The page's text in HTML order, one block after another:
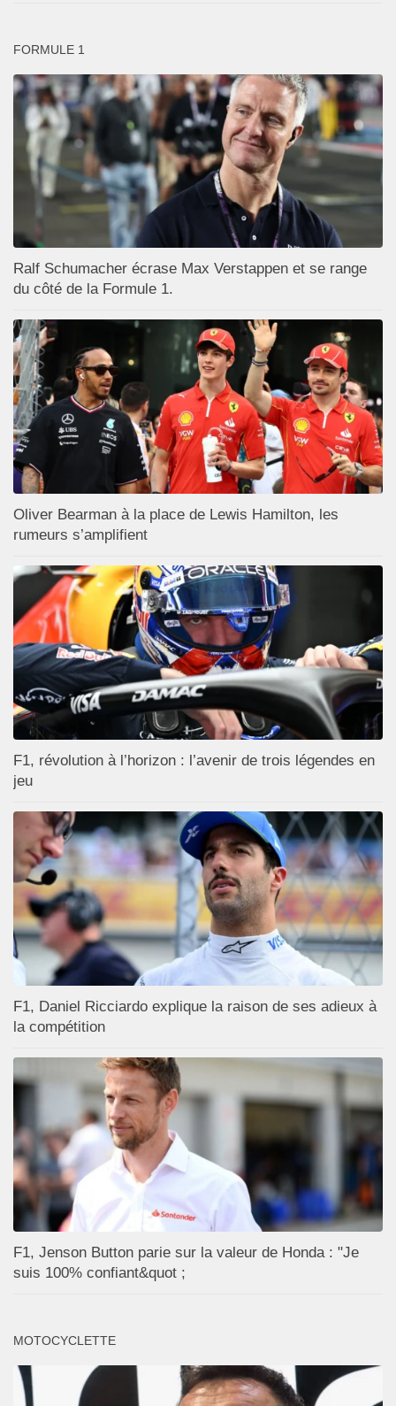
FORMULE 1
Ralf Schumacher écrase Max Verstappen et se range
du côté de la Formule 1.
Oliver Bearman à la place de Lewis Hamilton, les
rumeurs s’amplifient
F1, révolution à l’horizon : l’avenir de trois légendes en
jeu
F1, Daniel Ricciardo explique la raison de ses adieux à
la compétition
F1, Jenson Button parie sur la valeur de Honda : "Je
suis 100% confiant&quot ;
MOTOCYCLETTE